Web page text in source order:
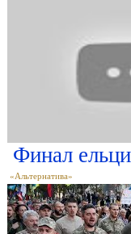
Финал
«Альтернатива»